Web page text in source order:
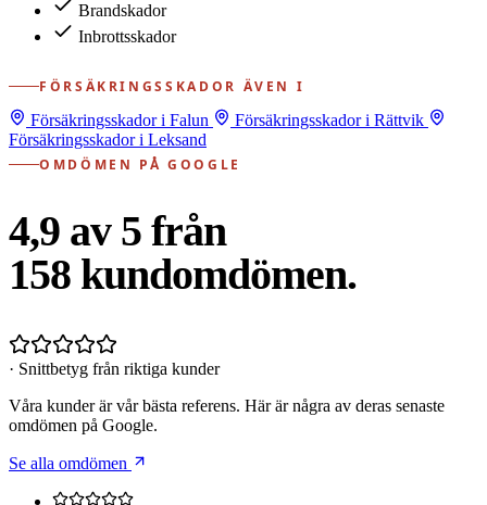
Brandskador
Inbrottsskador
FÖRSÄKRINGSSKADOR ÄVEN I
Försäkringsskador i Falun
Försäkringsskador i Rättvik
Försäkringsskador i Leksand
OMDÖMEN PÅ GOOGLE
4,9 av 5 från
158 kundomdömen.
· Snittbetyg från riktiga kunder
Våra kunder är vår bästa referens. Här är några av deras senaste
omdömen på Google.
Se alla omdömen